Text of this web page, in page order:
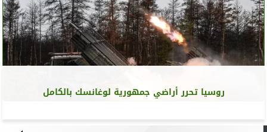
روسيا تحرر أراضي جمهورية لوغانسك بالكامل